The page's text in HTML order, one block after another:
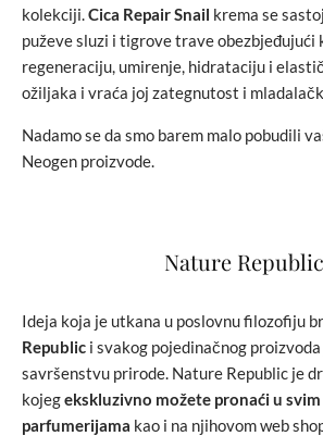
kolekciji.Cica Repair Snail krema se
puževe sluzi i tigrove trave obezbjeđujući
regeneraciju, umirenje, hidrataciju i
ožiljaka i vraća joj zategnutost i
Nadamo se da smo barem malo pobudili
Neogen proizvode.
Nature Republic
Ideja koja je utkana u poslovnu filozofiju
Republic i svakog pojedinačnog
savršenstvu prirode. Nature Republic je
kojegekskluzivno možete pronaći u svim
parfumerijama kao i na njihovom web